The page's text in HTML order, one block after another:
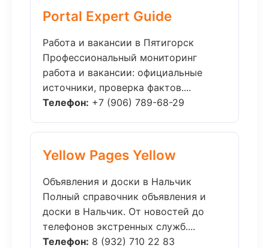
Portal Expert Guide
Работа и вакансии в Пятигорск
Профессиональный мониторинг
работа и вакансии: официальные
источники, проверка фактов....
Телефон: +7 (906) 789-68-29
Yellow Pages Yellow
Объявления и доски в Нальчик
Полный справочник объявления и
доски в Нальчик. От новостей до
телефонов экстренных служб....
Телефон: 8 (932) 710 22 83